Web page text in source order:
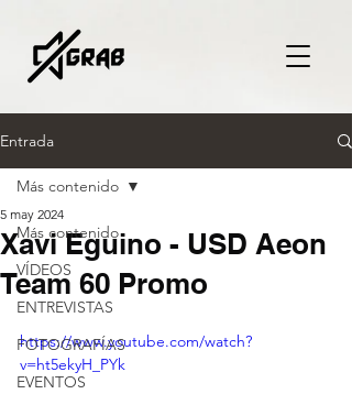
Entrada
Más contenido
VÍDEOS
ENTREVISTAS
FOTOGRAFÍAS
EVENTOS
Más contenido
Xavi Eguino - USD Aeon
Team 60 Promo
5 may 2024
https://www.youtube.com/watch?
v=ht5ekyH_PYk